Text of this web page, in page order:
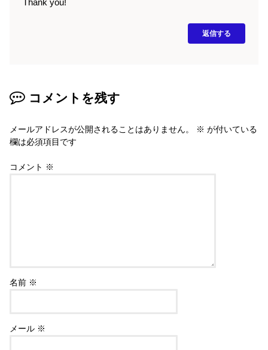
Thank you!
返信する
コメントを残す
メールアドレスが公開されることはありません。 ※ が付いている
欄は必須項目です
コメント ※
名前 ※
メール ※